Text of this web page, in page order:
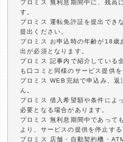
プロミス 無利息期間中に、残高
す。
プロミス 運転免許証を提出でき
提出ください。
プロミス お申込時の年齢が18歳
出が必須となります。
プロミス 記事内で紹介している
も口コミと同様のサービス提供
プロミス WEB完結で申込み、
ん。
プロミス 借入希望額や条件によ
必要となる場合があります。
プロミス 無利息期間中であって
より、サービスの提供を停止する
プロミス 店舗・自動契約機・